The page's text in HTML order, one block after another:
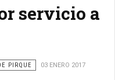
servicio a
PIRQUE
03 ENERO 2017